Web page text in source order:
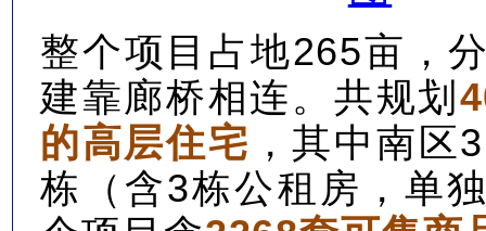
整个项目占地265亩，
建靠廊桥相连。共规划
的高层住宅 ，其中南区
栋（含3栋公租房，单